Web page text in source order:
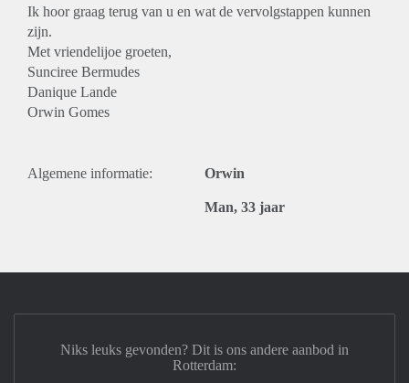
Ik hoor graag terug van u en wat de vervolgstappen kunnen
zijn.
Met vriendelijoe groeten,
Sunciree Bermudes
Danique Lande
Orwin Gomes
Algemene informatie: Orwin
Man, 33 jaar
Niks leuks gevonden? Dit is ons andere aanbod in
Rotterdam: